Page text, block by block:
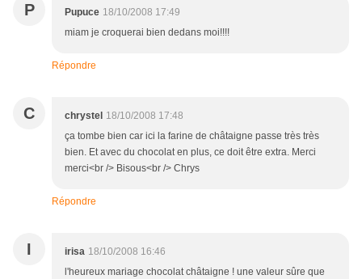
P Pupuce 18/10/2008 17:49
miam je croquerai bien dedans moi!!!!
Répondre
C chrystel 18/10/2008 17:48
ça tombe bien car ici la farine de châtaigne passe très très
bien. Et avec du chocolat en plus, ce doit être extra. Merci
merci<br /> Bisous<br /> Chrys
Répondre
I irisa 18/10/2008 16:46
l'heureux mariage chocolat châtaigne ! une valeur sûre que